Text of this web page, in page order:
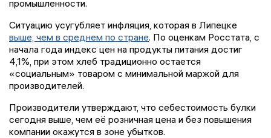
промышленности.
Ситуацию усугубляет инфляция, которая в Липецке
выше, чем в среднем по стране. По оценкам Росстата, с
начала года индекс цен на продукты питания достиг
4,1%, при этом хлеб традиционно остается
«социальным» товаром с минимальной маржой для
производителей.
Производители утверждают, что себестоимость булки
сегодня выше, чем её розничная цена и без повышения
компании окажутся в зоне убытков.